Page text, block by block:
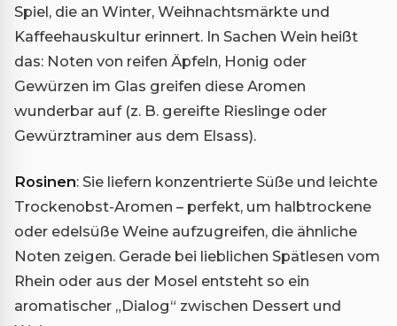
Spiel, die an Winter, Weihnachtsmärkte und
Kaffeehauskultur erinnert. In Sachen Wein heißt
das: Noten von reifen Äpfeln, Honig oder
Gewürzen im Glas greifen diese Aromen
wunderbar auf (z. B. gereifte Rieslinge oder
Gewürztraminer aus dem Elsass).
Rosinen: Sie liefern konzentrierte Süße und leichte
Trockenobst-Aromen – perfekt, um halbtrockene
oder edelsüße Weine aufzugreifen, die ähnliche
Noten zeigen. Gerade bei lieblichen Spätlesen vom
Rhein oder aus der Mosel entsteht so ein
aromatischer „Dialog“ zwischen Dessert und